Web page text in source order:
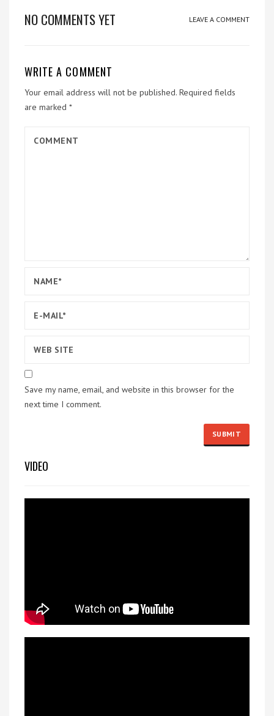
NO COMMENTS YET LEAVE A COMMENT
WRITE A COMMENT
Your email address will not be published. Required fields
are marked *
Save my name, email, and website in this browser for the
next time I comment.
VIDEO